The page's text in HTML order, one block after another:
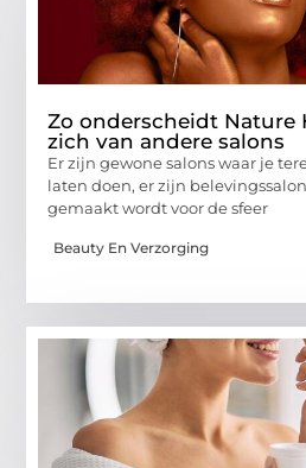
Zo onderscheidt Nature
zich van andere salons
Er zijn gewone salons waar je
laten doen, er zijn
gemaakt wordt voor de sfeer
Beauty En Verzorging